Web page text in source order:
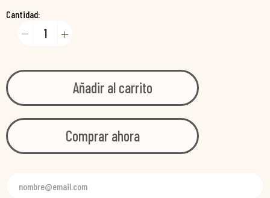
Cantidad:
Añadir al carrito
Comprar ahora